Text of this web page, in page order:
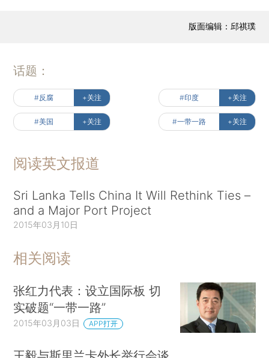
版面编辑：邱祺璞
话题：
#反腐 +关注 #印度 +关注
#美国 +关注 #一带一路 +关注
阅读英文报道
Sri Lanka Tells China It Will Rethink Ties –
and a Major Port Project
2015年03月10日
相关阅读
张红力代表：设立国际板 切
实破题“一带一路”
2015年03月03日 APP打开